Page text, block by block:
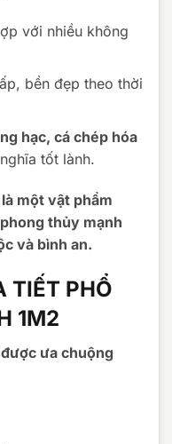
với nhiều không
bền đẹp theo thời
hạc, cá chép hóa
tốt lành.
một vật phẩm
thủy mạnh
và bình an.
TIẾT PHỔ
1M2
ưa chuộng